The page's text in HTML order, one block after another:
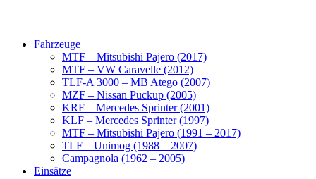
Fahrzeuge
MTF – Mitsubishi Pajero (2017)
MTF – VW Caravelle (2012)
TLF-A 3000 – MB Atego (2007)
MZF – Nissan Puckup (2005)
KRF – Mercedes Sprinter (2001)
KLF – Mercedes Sprinter (1997)
MTF – Mitsubishi Pajero (1991 – 2017)
TLF – Unimog (1988 – 2007)
Campagnola (1962 – 2005)
Einsätze